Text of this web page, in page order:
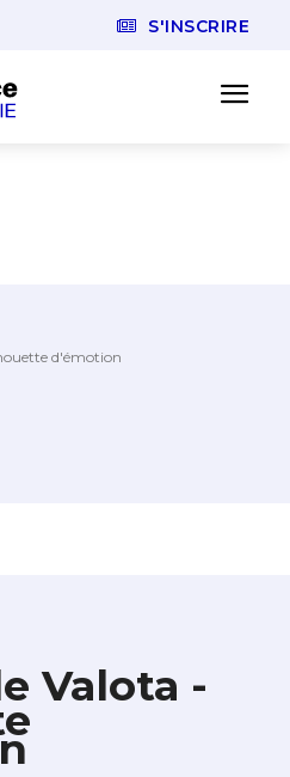
S'INSCRIRE
d'émotion
Valota -